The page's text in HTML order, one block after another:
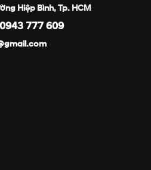
Hiệp Bình, Tp. HCM
0943 777 609